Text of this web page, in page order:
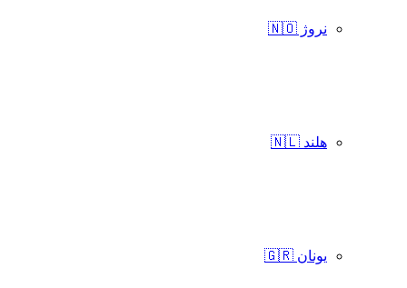
نروژ 🇳🇴
هلند 🇳🇱
یونان 🇬🇷